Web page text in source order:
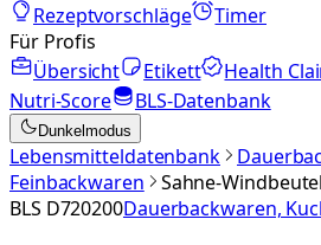
Rezeptvorschläge
Timer
Für Profis
Übersicht
Etikett Health
Nutri-Score
BLS-Datenbank
Dunkelmodus
Lebensmitteldatenbank
Feinbackwaren
Sahne-
BLS D720200Dauerbackwaren,